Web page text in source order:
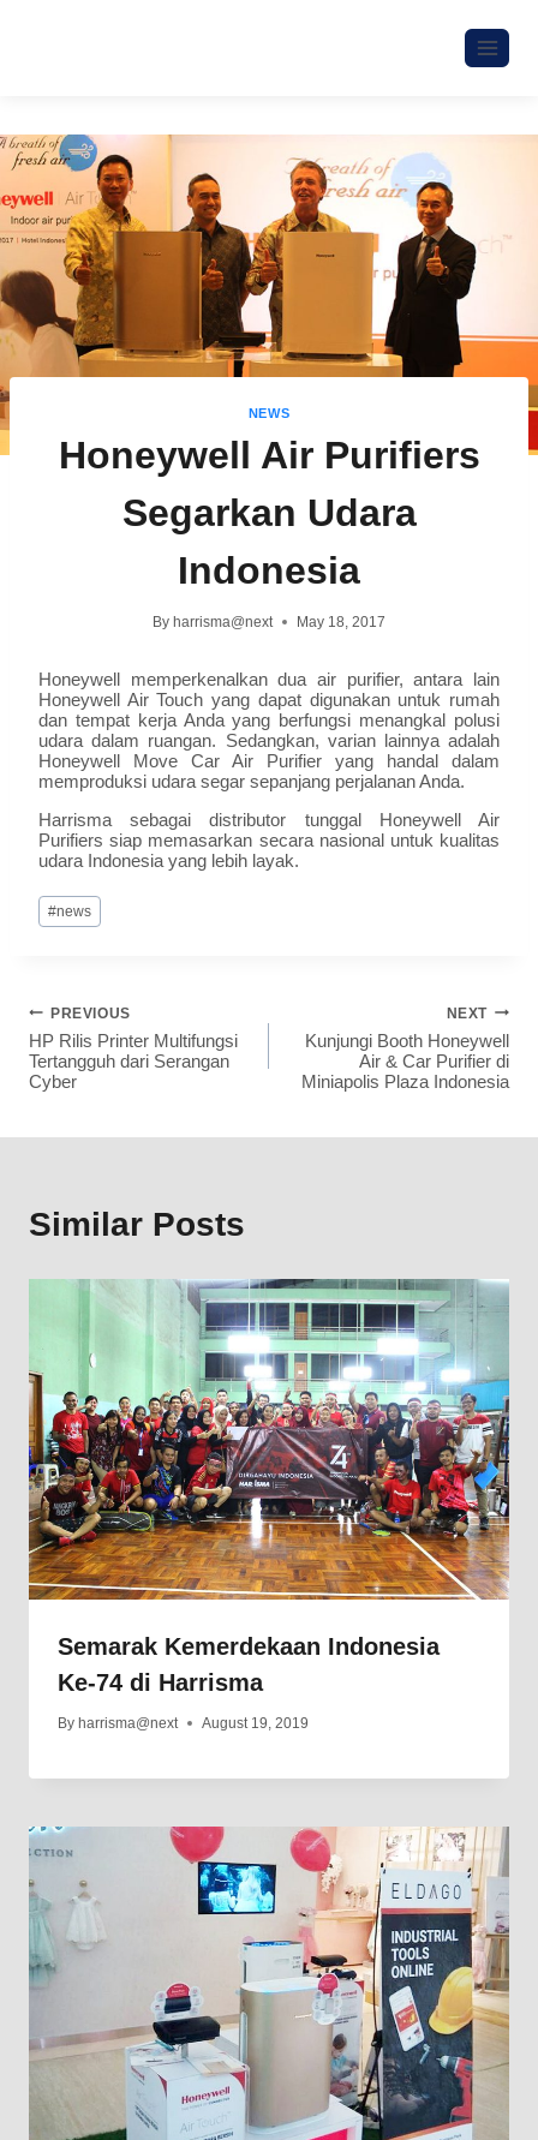
NEWS
Honeywell Air Purifiers
Segarkan Udara
Indonesia
By harrisma@next May 18, 2017
Honeywell memperkenalkan dua air purifier, antara lain
Honeywell Air Touch yang dapat digunakan untuk rumah
dan tempat kerja Anda yang berfungsi menangkal polusi
udara dalam ruangan. Sedangkan, varian lainnya adalah
Honeywell Move Car Air Purifier yang handal dalam
memproduksi udara segar sepanjang perjalanan Anda.
Harrisma sebagai distributor tunggal Honeywell Air
Purifiers siap memasarkan secara nasional untuk kualitas
udara Indonesia yang lebih layak.
#news
PREVIOUS
HP Rilis Printer Multifungsi
Tertangguh dari Serangan
Cyber
NEXT
Kunjungi Booth Honeywell
Air & Car Purifier di
Miniapolis Plaza Indonesia
Similar Posts
Semarak Kemerdekaan Indonesia
Ke-74 di Harrisma
By harrisma@next August 19, 2019